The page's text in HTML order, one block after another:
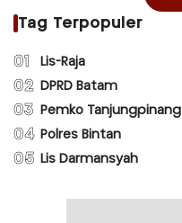
Tag Terpopuler
01 Lis-Raja
02 DPRD Batam
03 Pemko Tanjungpinang
04 Polres Bintan
05 Lis Darmansyah